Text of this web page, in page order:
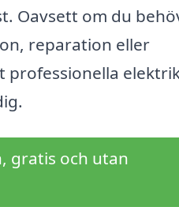
Oavsett om du
reparation eller
professionella
gratis och utan